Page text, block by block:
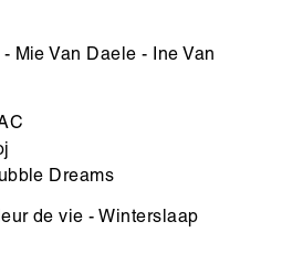
Mie Van Daele - Ine Van
Dreams
de vie - Winterslaap